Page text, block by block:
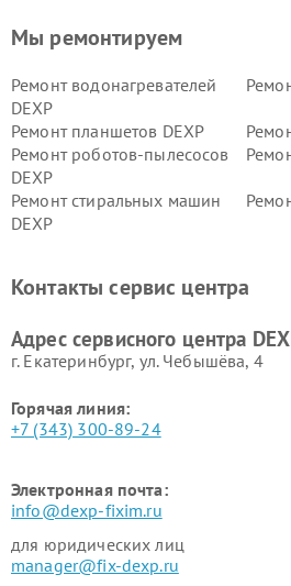
Мы ремонтируем
Ремонт водонагревателей
DEXP
Ремонт планшетов DEXP
Ремонт роботов-пылесосов
DEXP
Ремонт стиральных машин
DEXP
Ремонт серверов DEXP
Контакты сервис центра
Адрес сервисного центра
г. Екатеринбург, ул. Чебышёва, 4
Горячая линия:
+7 (343) 300-89-24
Электронная почта:
info@dexp-fixim.ru
для юридических лиц
manager@fix-dexp.ru